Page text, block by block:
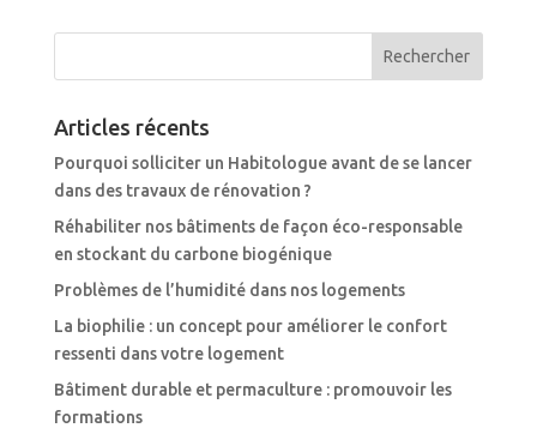
Articles récents
Pourquoi solliciter un Habitologue avant de se lancer
dans des travaux de rénovation ?
Réhabiliter nos bâtiments de façon éco-responsable
en stockant du carbone biogénique
Problèmes de l’humidité dans nos logements
La biophilie : un concept pour améliorer le confort
ressenti dans votre logement
Bâtiment durable et permaculture : promouvoir les
formations